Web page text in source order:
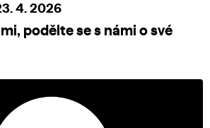
4. 2026
podělte se s námi o své